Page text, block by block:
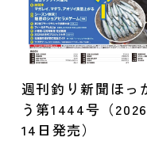
週刊釣り新聞ほっ
う第1444号（
14日発売）